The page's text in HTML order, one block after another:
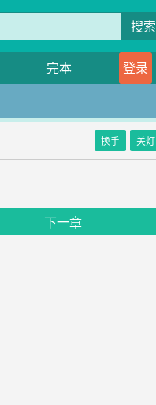
搜索
完本
登录
换手 关灯
下一章